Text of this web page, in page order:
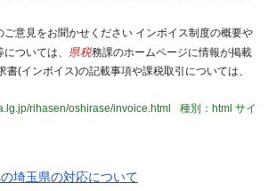
ご意見をお聞かせください インボイス制度の概要や
ついては、 県税務課のホームページに情報が掲載
書(インボイス)の記載事項や課税取引については、
rihasen/oshirase/invoice.html
種別：html サイ
埼玉県の対応について